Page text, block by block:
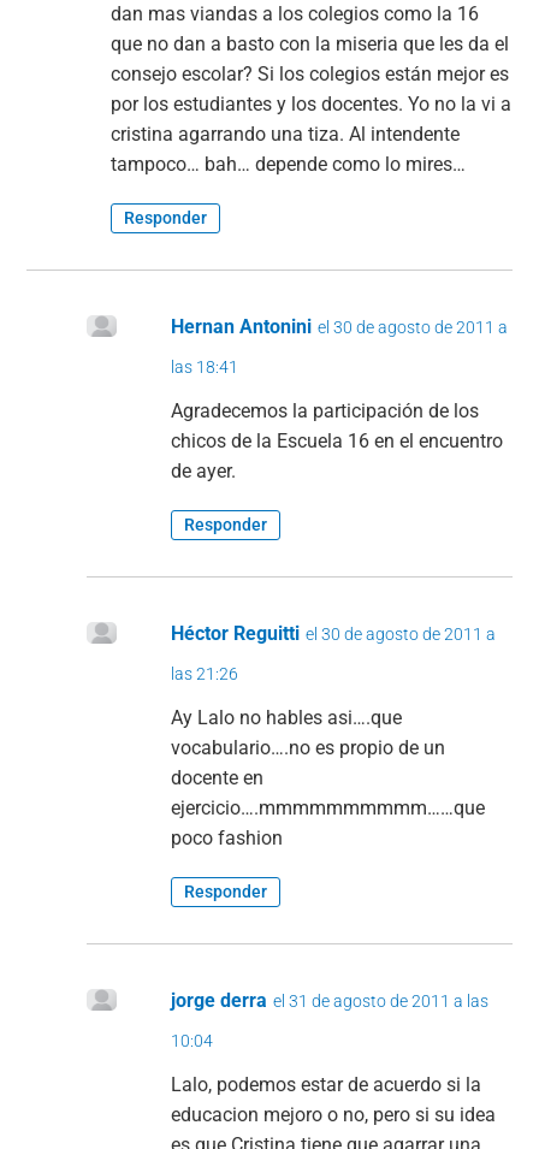
dan mas viandas a los colegios como la 16
que no dan a basto con la miseria que les da el
consejo escolar? Si los colegios están mejor es
por los estudiantes y los docentes. Yo no la vi a
cristina agarrando una tiza. Al intendente
tampoco… bah… depende como lo mires…
Responder
Hernan Antonini el 30 de agosto de 2011 a
las 18:41
Agradecemos la participación de los
chicos de la Escuela 16 en el encuentro
de ayer.
Responder
Héctor Reguitti el 30 de agosto de 2011 a
las 21:26
Ay Lalo no hables asi….que
vocabulario….no es propio de un
docente en
ejercicio….mmmmmmmmmm……que
poco fashion
Responder
jorge derra el 31 de agosto de 2011 a las
10:04
Lalo, podemos estar de acuerdo si la
educacion mejoro o no, pero si su idea
es que Cristina tiene que agarrar una